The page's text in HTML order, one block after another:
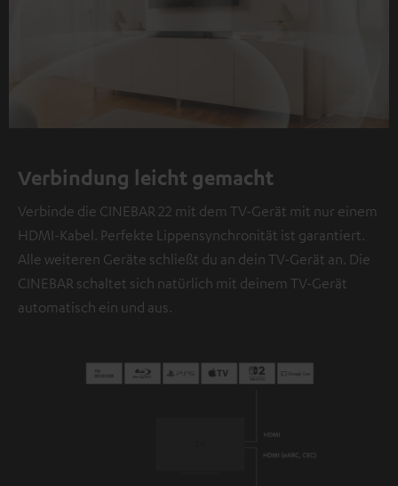
Verbindung leicht gemacht
Verbinde die CINEBAR 22 mit dem TV-Gerät mit nur einem
HDMI-Kabel. Perfekte Lippensynchronität ist garantiert.
Alle weiteren Geräte schließt du an dein TV-Gerät an. Die
CINEBAR schaltet sich natürlich mit deinem TV-Gerät
automatisch ein und aus.